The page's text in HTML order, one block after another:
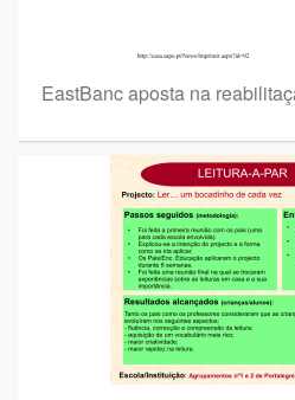
EastBanc aposta na